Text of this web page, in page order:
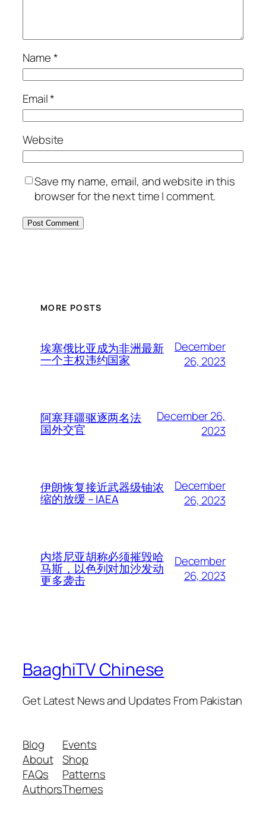
Name*
Email*
Website
Save my name, email, and website in this
browser for the next time I comment.
MORE POSTS
埃塞俄比亚成为非洲最新
一个主权违约国家
December
26, 2023
阿塞拜疆驱逐两名法
国外交官
December 26,
2023
伊朗恢复接近武器级铀浓
缩的放缓 – IAEA
December
26, 2023
内塔尼亚胡称必须摧毁哈
马斯，以色列对加沙发动
更多袭击
December
26, 2023
BaaghiTV Chinese
Get Latest News and Updates From Pakistan
Blog
About
FAQs
Authors
Events
Shop
Patterns
Themes